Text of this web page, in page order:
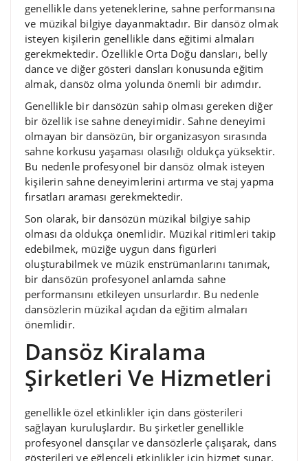
genellikle dans yeteneklerine, sahne performansına
ve müzikal bilgiye dayanmaktadır. Bir dansöz olmak
isteyen kişilerin genellikle dans eğitimi almaları
gerekmektedir. Özellikle Orta Doğu dansları, belly
dance ve diğer gösteri dansları konusunda eğitim
almak, dansöz olma yolunda önemli bir adımdır.
Genellikle bir dansözün sahip olması gereken diğer
bir özellik ise sahne deneyimidir. Sahne deneyimi
olmayan bir dansözün, bir organizasyon sırasında
sahne korkusu yaşaması olasılığı oldukça yüksektir.
Bu nedenle profesyonel bir dansöz olmak isteyen
kişilerin sahne deneyimlerini artırma ve staj yapma
fırsatları araması gerekmektedir.
Son olarak, bir dansözün müzikal bilgiye sahip
olması da oldukça önemlidir. Müzikal ritimleri takip
edebilmek, müziğe uygun dans figürleri
oluşturabilmek ve müzik enstrümanlarını tanımak,
bir dansözün profesyonel anlamda sahne
performansını etkileyen unsurlardır. Bu nedenle
dansözlerin müzikal açıdan da eğitim almaları
önemlidir.
Dansöz Kiralama
Şirketleri Ve Hizmetleri
genellikle özel etkinlikler için dans gösterileri
sağlayan kuruluşlardır. Bu şirketler genellikle
profesyonel dansçılar ve dansözlerle çalışarak, dans
gösterileri ve eğlenceli etkinlikler için hizmet sunar.